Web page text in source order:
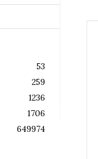
53
259
1236
1706
649974